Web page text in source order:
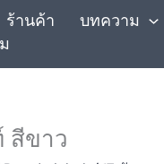
ร้านค้า บทความ
สีขาว